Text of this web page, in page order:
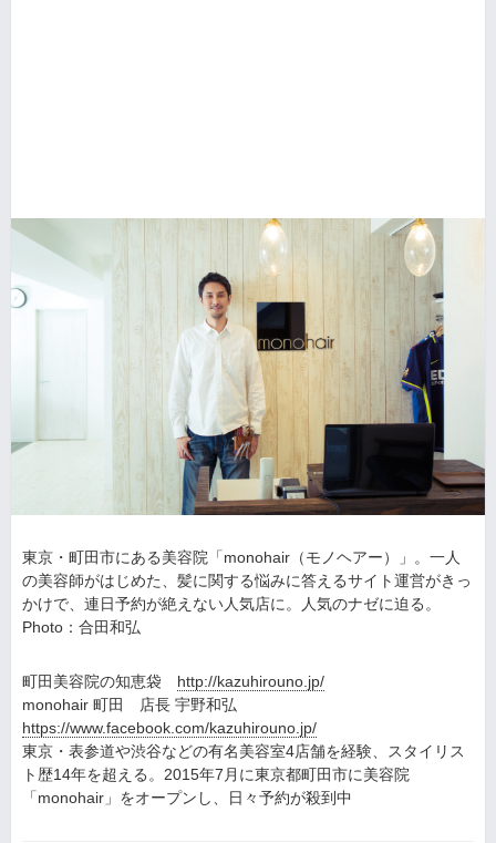
東京・町田市にある美容院「monohair（モノヘアー）」。一人
の美容師がはじめた、髪に関する悩みに答えるサイト運営がきっ
かけで、連日予約が絶えない人気店に。人気のナゼに迫る。
Photo：合田和弘
町田美容院の知恵袋 http://kazuhirouno.jp/
monohair 町田 店長 宇野和弘
https://www.facebook.com/kazuhirouno.jp/
東京・表参道や渋谷などの有名美容室4店舗を経験、スタイリス
ト歴14年を超える。2015年7月に東京都町田市に美容院
「monohair」をオープンし、日々予約が殺到中